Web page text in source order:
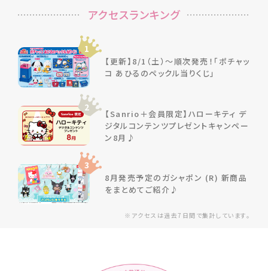
※アクセスは過去7日間で集計しています。
アクセスランキング
1
【更新】8/1（土）～順次発売！「ポチャッ
コ あひるのペックル当りくじ」
2
【Sanrio＋会員限定】ハローキティ デ
ジタルコンテンツプレゼントキャンペー
ン8月♪
3
8月発売予定のガシャポン (R) 新商品
をまとめてご紹介♪